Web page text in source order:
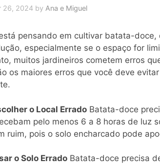
26, 2024 by Ana e Miguel
pensando em cultivar batata-
especialmente se o espaço for
muitos jardineiros cometem erros
os maiores erros que você deve
o Local Errado Batata-doce
pelo menos 6 a 8 horas de luz
ruim, pois o solo encharcado pode
o Solo Errado Batata-doce precisa